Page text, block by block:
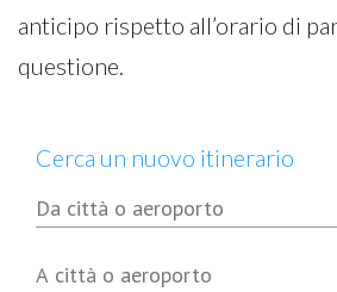
anticipo rispetto all’orario di
questione.
Cerca un nuovo itinerario